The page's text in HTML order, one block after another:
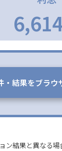
・結果をブラウ
結果と異なる場